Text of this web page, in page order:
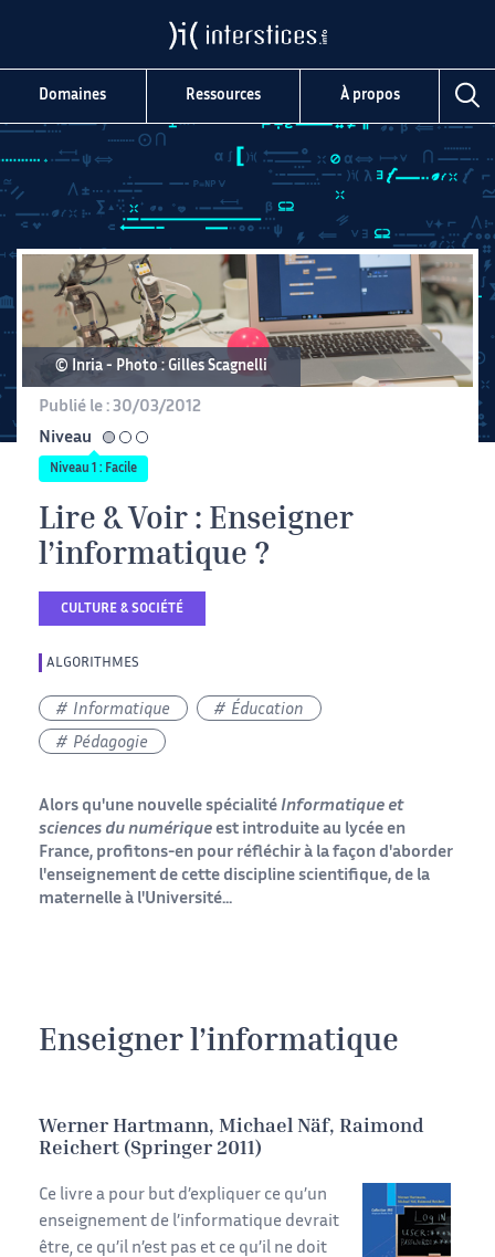
Domaines Ressources À propos
© Inria Photo : Gilles Scagnelli
Publié le : 30/03/2012
Niveau facile
Niveau 1 : Facile
Lire & Voir : Enseigner
l’informatique ?
CULTURE & SOCIÉTÉ
ALGORITHMES
Informatique Éducation
Pédagogie
Alors qu'une nouvelle spécialité Informatique et
sciences du numérique est introduite au lycée en
France, profitons-en pour réfléchir à la façon d'aborder
l'enseignement de cette discipline scientifique, de la
maternelle à l'Université...
Enseigner l’informatique
Werner Hartmann, Michael Näf, Raimond
Reichert (Springer 2011)
Ce livre a pour but d’expliquer ce qu’un
enseignement de l’informatique devrait
être, ce qu’il n’est pas et ce qu’il ne doit